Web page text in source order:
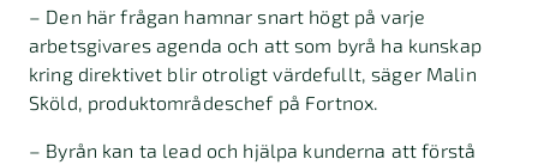
– Den här frågan hamnar snart högt på varje
arbetsgivares agenda och att som byrå ha kunskap
kring direktivet blir otroligt värdefullt, säger Malin
Sköld, produktområdeschef på Fortnox.
– Byrån kan ta lead och hjälpa kunderna att förstå